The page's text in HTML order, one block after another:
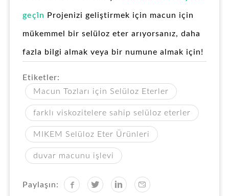
geçi̇n Projenizi geliştirmek için macun için
mükemmel bir selüloz eter arıyorsanız, daha
fazla bilgi almak veya bir numune almak için!
Etiketler:
Macun Tozları için Selüloz Eterler
farklı viskozitelere sahip selüloz eterler
MIKEM Selüloz Eter Ürünleri
duvar macunu işlevi
Paylaşın: